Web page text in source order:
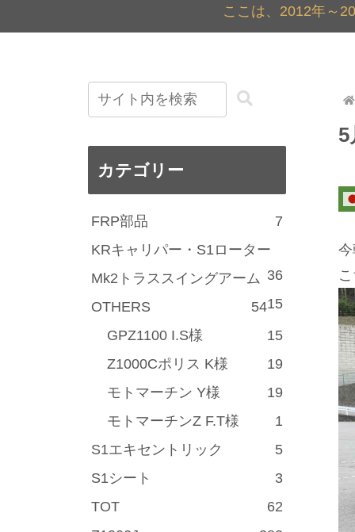
ここは、2012年～
カテゴリー
FRP部品
7
KRキャリパー・S1ローター
36
Mk2トラススイングアーム
15
OTHERS
54
GPZ1100 I.S様
15
Z1000Cポリス K様
19
モトマーチン Y様
19
モトマーチンZ F.T様
1
S1エキセントリック
5
S1シート
3
TOT
62